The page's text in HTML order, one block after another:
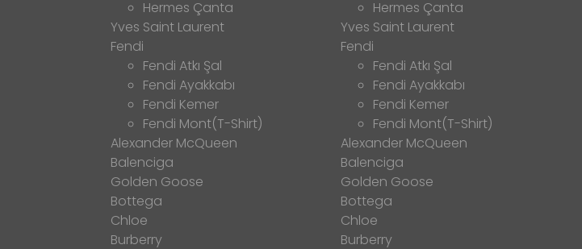
Hermes Çanta
Yves Saint Laurent
Fendi
Fendi Atkı Şal
Fendi Ayakkabı
Fendi Kemer
Fendi Mont(T-Shirt)
Alexander McQueen
Balenciga
Golden Goose
Bottega
Chloe
Burberry
Hermes Çanta
Yves Saint Laurent
Fendi
Fendi Atkı Şal
Fendi Ayakkabı
Fendi Kemer
Fendi Mont(T-Shirt)
Alexander McQueen
Balenciga
Golden Goose
Bottega
Chloe
Burberry